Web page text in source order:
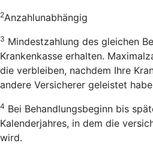
2Anzahlunabhängig
3 Mindestzahlung des gleichen
Krankenkasse erhalten.
die verbleiben, nachdem Ihre
andere Versicherer geleistet
4 Bei Behandlungsbeginn bis
Kalenderjahres, in dem die
wird.